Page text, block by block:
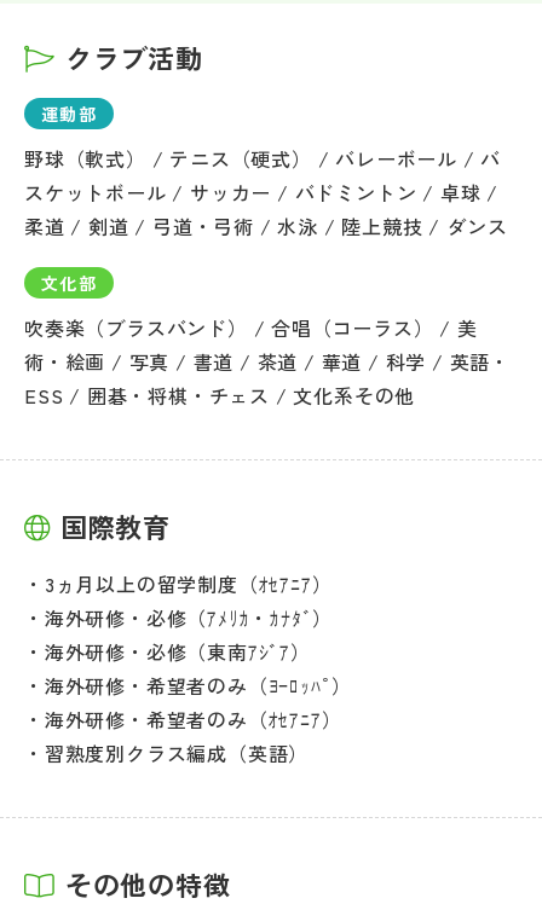
クラブ活動
運動部
野球（軟式） / テニス（硬式） / バレーボール / バ
スケットボール / サッカー / バドミントン / 卓球 /
柔道 / 剣道 / 弓道・弓術 / 水泳 / 陸上競技 / ダンス
文化部
吹奏楽（ブラスバンド） / 合唱（コーラス） / 美
術・絵画 / 写真 / 書道 / 茶道 / 華道 / 科学 / 英語・
ESS / 囲碁・将棋・チェス / 文化系その他
国際教育
3ヵ月以上の留学制度（ｵｾｱﾆｱ）
海外研修・必修（ｱﾒﾘｶ・ｶﾅﾀﾞ）
海外研修・必修（東南ｱｼﾞｱ）
海外研修・希望者のみ（ﾖｰﾛｯﾊﾟ）
海外研修・希望者のみ（ｵｾｱﾆｱ）
習熟度別クラス編成（英語）
その他の特徴